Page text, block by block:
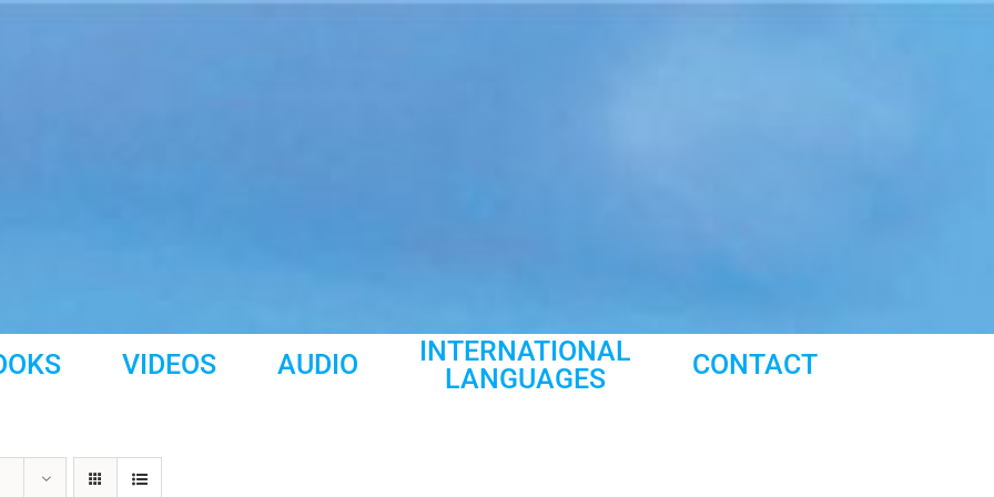
VIDEOS AUDIO
INTERNATIONAL
LANGUAGES
CONTACT